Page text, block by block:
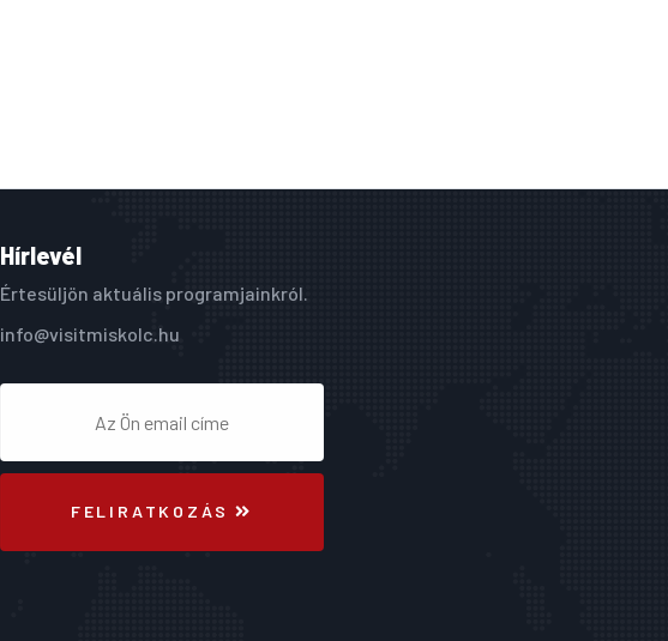
Hírlevél
Értesüljön aktuális programjainkról.
info@visitmiskolc.hu
FELIRATKOZÁS